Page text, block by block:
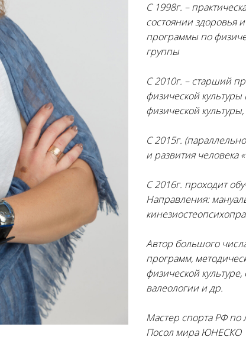
С 1998г. –
состоянии здоровья
программы по
группы
С 2010г. – старший
физической
физической
С 2015г.
и развития человека
С 2016г. проходит
Направления:
Автор большого
программ,
физической
валеологии и др.
Мастер спорта РФ по
Посол мира ЮНЕСКО